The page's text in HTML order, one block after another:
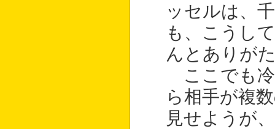
ッセルは、
も、こうし
んとありが
ここでも冷
ら相手が複
見せようが